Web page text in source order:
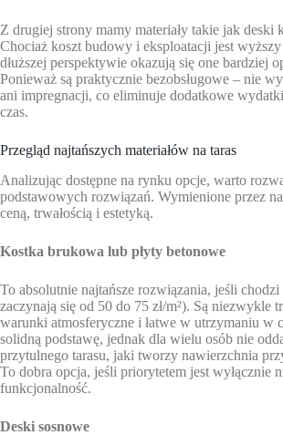
Z drugiej strony mamy materiały takie jak deski
Chociaż koszt budowy i eksploatacji jest
dłuższej perspektywie okazują się one bardziej
Ponieważ są praktycznie bezobsługowe – nie
ani impregnacji, co eliminuje dodatkowe
czas.
Przegląd najtańszych materiałów na taras
Analizując dostępne na rynku opcje, warto
podstawowych rozwiązań. Wymienione przez
ceną, trwałością i estetyką.
Kostka brukowa lub płyty betonowe
To absolutnie najtańsze rozwiązania, jeśli chodzi
zaczynają się od 50 do 75 zł/m²). Są niezwykle
warunki atmosferyczne i łatwe w utrzymaniu w
solidną podstawę, jednak dla wielu osób nie
przytulnego tarasu, jaki tworzy nawierzchnia
To dobra opcja, jeśli priorytetem jest wyłącznie
funkcjonalność.
Deski sosnowe